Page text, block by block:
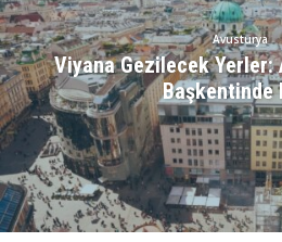
Avusturya
Viyana Gezilecek Yerler:
Başkentinde